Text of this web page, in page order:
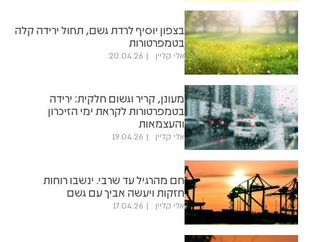
בצפון יוסיף לרדת גשם, תחול ירידה קלה
בטמפרטורות
אלי קליין 20.04.26
מעונן, קריר וגשום חלקית: ירידה
בטמפרטורות לקראת ימי הזיכרון
והעצמאות
אלי קליין 19.04.26
חם מהרגיל עד שרבי. ינשבו רוחות
חזקות ויעשה אביך עם גשם
אלי קליין 17.04.26